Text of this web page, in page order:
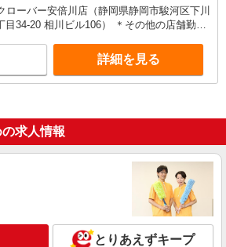
せて勤務したい！50代主婦 ■月収7万208円
3回賞与（1回8万9,500円） ※時給1,097
合 ・勤務／9:00〜15:00（月64時間） ・休
例2］バリバリ働きたい！40代
■月収20万円＋年3回賞与（1回30万円）
1,100円の場合 ・勤務／9:00〜17:00（月
ローバー安倍川店（静岡県静岡市駿河区下川
目34-20 相川ビル106） ＊その他の店舗勤務
詳細を見る
求人情報
とりあえずキープ